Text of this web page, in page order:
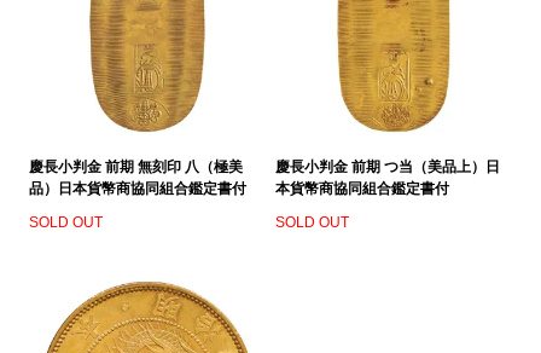
慶長小判金 前期 無刻印 八（極美
品）日本貨幣商協同組合鑑定書付
SOLD OUT
慶長小判金 前期 つ当（美品上）日
本貨幣商協同組合鑑定書付
SOLD OUT